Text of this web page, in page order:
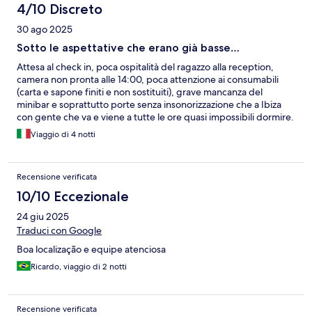
4/10 Discreto
30 ago 2025
Sotto le aspettative che erano già basse…
Attesa al check in, poca ospitalità del ragazzo alla reception,
camera non pronta alle 14:00, poca attenzione ai consumabili
(carta e sapone finiti e non sostituiti), grave mancanza del
minibar e soprattutto porte senza insonorizzazione che a Ibiza
con gente che va e viene a tutte le ore quasi impossibili dormire.
Unica nota positiva la signora delle colazioni, molto ospitale,
cordiale e che sa dare ottimi consigli. Non credo tornerò in
Viaggio di 4 notti
Recensione verificata
10/10 Eccezionale
24 giu 2025
Traduci con Google
Boa localização e equipe atenciosa
Ricardo, viaggio di 2 notti
Recensione verificata